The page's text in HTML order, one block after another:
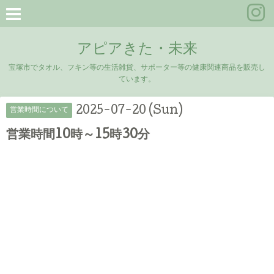
アピアきた・未来
宝塚市でタオル、フキン等の生活雑貨、サポーター等の健康関連商品を販売し
ています。
営業時間について 2025-07-20 (Sun)
営業時間10時～15時30分